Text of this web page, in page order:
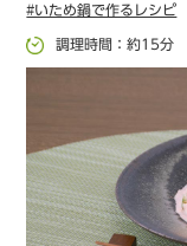
#いため鍋で作るレシピ
調理時間：約15分